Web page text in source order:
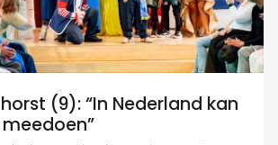
(9): “In Nederland kan